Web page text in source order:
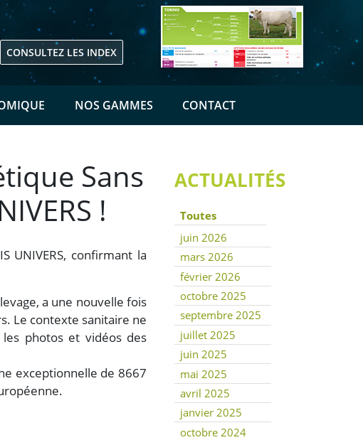
CONSULTEZ LES INDEX
NOS GAMMES CONTACT
Sans
!
UNIVERS, confirmant la
a une nouvelle fois
Le contexte sanitaire ne
photos et vidéos des
exceptionnelle de 8667
ACTUALITÉS
Toutes
juin 2026
mars 2026
février 2026
octobre 2025
septembre 2025
juillet 2025
juin 2025
mai 2025
avril 2025
janvier 2025
octobre 2024